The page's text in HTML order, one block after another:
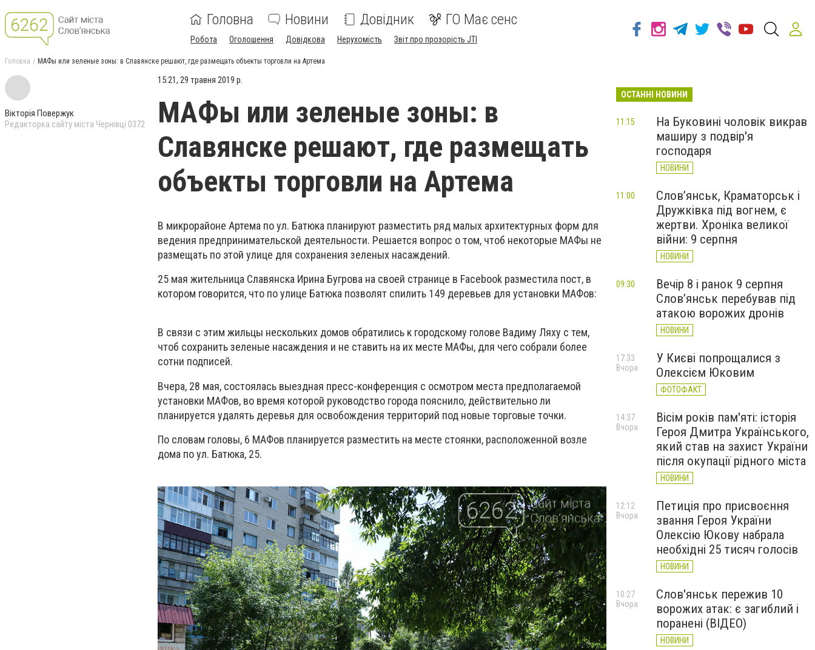
Головна Новини Довідник ГО Має сенс
Робота Оголошення Довідкова Нерухомість Звіт про прозорість JTI
Головна МАФы или зеленые зоны: в Славянске решают, где размещать объекты торговли на Артема
Вікторія Повержук
Редакторка сайту міста Чернівці 0372
15:21, 29 травня 2019 р.
МАФы или зеленые зоны: в
Славянске решают, где размещать
объекты торговли на Артема
В микрорайоне Артема по ул. Батюка планируют разместить ряд малых архитектурных форм для
ведения предпринимательской деятельности. Решается вопрос о том, чтоб некоторые МАФы не
размещать по этой улице для сохранения зеленых насаждений.
25 мая жительница Славянска Ирина Бугрова на своей странице в Facebook разместила пост, в
котором говорится, что по улице Батюка позволят спилить 149 деревьев для установки МАФов:
В связи с этим жильцы нескольких домов обратились к городскому голове Вадиму Ляху с тем,
чтоб сохранить зеленые насаждения и не ставить на их месте МАФы, для чего собрали более
сотни подписей.
Вчера, 28 мая, состоялась выездная пресс-конференция с осмотром места предполагаемой
установки МАФов, во время которой руководство города пояснило, действительно ли
планируется удалять деревья для освобождения территорий под новые торговые точки.
По словам головы, 6 МАФов планируется разместить на месте стоянки, расположенной возле
дома по ул. Батюка, 25.
ОСТАННІ НОВИНИ
На Буковині чоловік викрав
маширу з подвір'я
господаря
НОВИНИ
11:15
Слов’янськ, Краматорськ і
Дружківка під вогнем, є
жертви. Хроніка великої
війни: 9 серпня
НОВИНИ
11:00
Вечір 8 і ранок 9 серпня
Слов’янськ перебував під
атакою ворожих дронів
НОВИНИ
09:30
У Києві попрощалися з
Олексієм Юковим
ФОТОФАКТ
17:33
Вчора
Вісім років пам'яті: історія
Героя Дмитра Українського,
який став на захист України
після окупації рідного міста
НОВИНИ
14:37
Вчора
Петиція про присвоєння
звання Героя України
Олексію Юкову набрала
необхідні 25 тисяч голосів
НОВИНИ
12:12
Вчора
Слов'янськ пережив 10
ворожих атак: є загиблий і
поранені (ВІДЕО)
НОВИНИ
10:27
Вчора